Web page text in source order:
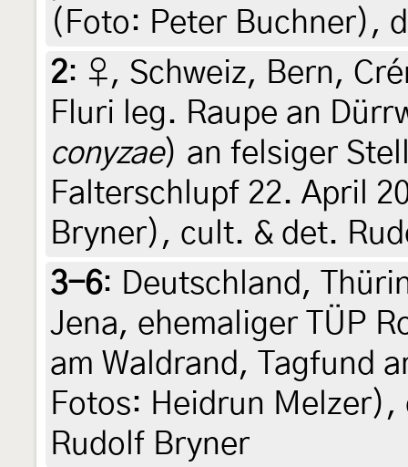
(Foto: Peter Buchner),
2: ♀, Schweiz, Bern,
Fluri leg. Raupe an
conyzae) an felsiger
Falterschlupf 22. April
Bryner), cult. & det.
3-6: Deutschland,
Jena, ehemaliger TÜP
am Waldrand, Tagfund
Fotos: Heidrun
Rudolf Bryner